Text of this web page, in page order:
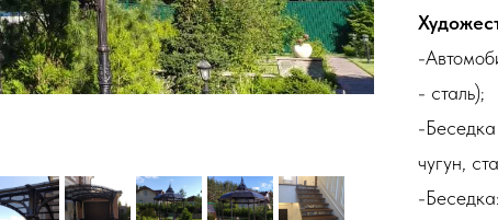
-
- сталь);
-
чугун,
-